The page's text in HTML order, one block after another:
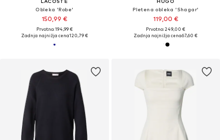
Obleka 'Robe'
150,99 €
Prvotno: 194,99 €
Zadnja najnižja cena120,79 €
Pletena obleka 'Shagar'
119,00 €
Prvotno: 249,00 €
Zadnja najnižja cena67,60 €